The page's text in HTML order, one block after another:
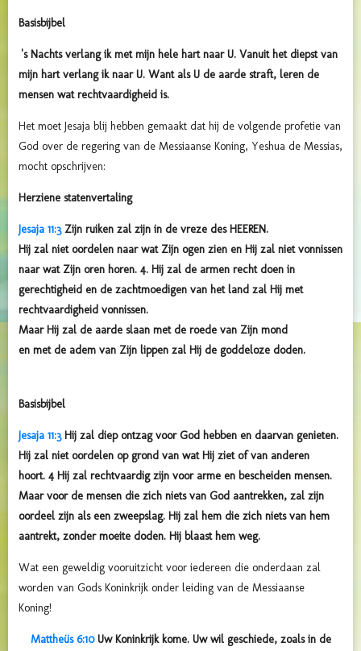
Basisbijbel
's Nachts verlang ik met mijn hele hart naar U. Vanuit het diepst van
mijn hart verlang ik naar U. Want als U de aarde straft, leren de
mensen wat rechtvaardigheid is.
Het moet Jesaja blij hebben gemaakt dat hij de volgende profetie van
God over de regering van de Messiaanse Koning, Yeshua de Messias,
mocht opschrijven:
Herziene statenvertaling
Jesaja 11:3Zijn ruiken zal zijn in de vreze des HEEREN.
Hij zal niet oordelen naar wat Zijn ogen zien en Hij zal niet vonnissen
naar wat Zijn oren horen. 4. Hij zal de armen recht doen in
gerechtigheid en de zachtmoedigen van het land zal Hij met
rechtvaardigheid vonnissen.
Maar Hij zal de aarde slaan met de roede van Zijn mond
en met de adem van Zijn lippen zal Hij de goddeloze doden.
Basisbijbel
Jesaja 11:3Hij zal diep ontzag voor God hebben en daarvan genieten.
Hij zal niet oordelen op grond van wat Hij ziet of van anderen
hoort. 4 Hij zal rechtvaardig zijn voor arme en bescheiden mensen.
Maar voor de mensen die zich niets van God aantrekken, zal zijn
oordeel zijn als een zweepslag. Hij zal hem die zich niets van hem
aantrekt, zonder moeite doden. Hij blaast hem weg.
Wat een geweldig vooruitzicht voor iedereen die onderdaan zal
worden van Gods Koninkrijk onder leiding van de Messiaanse
Koning!
Mattheüs 6:10Uw Koninkrijk kome. Uw wil geschiede, zoals in de